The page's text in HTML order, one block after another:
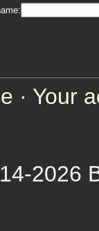
· Your
2026